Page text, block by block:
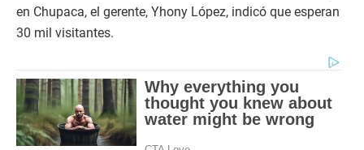
en Chupaca, el gerente, Yhony López, indicó que esperan
30 mil visitantes.